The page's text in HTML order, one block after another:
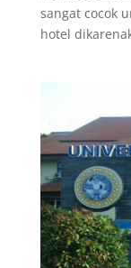
sangat cocok
hotel